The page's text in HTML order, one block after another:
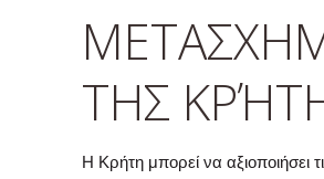
ΤΗΣ
Η Κρήτη μπορεί να αξιοποιήσει